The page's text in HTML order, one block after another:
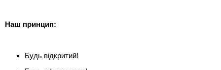
Наш принцип:
Будь відкритий!